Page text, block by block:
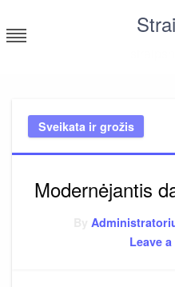
to
content
Sveikata ir grožis
Modernėjantis
Leave